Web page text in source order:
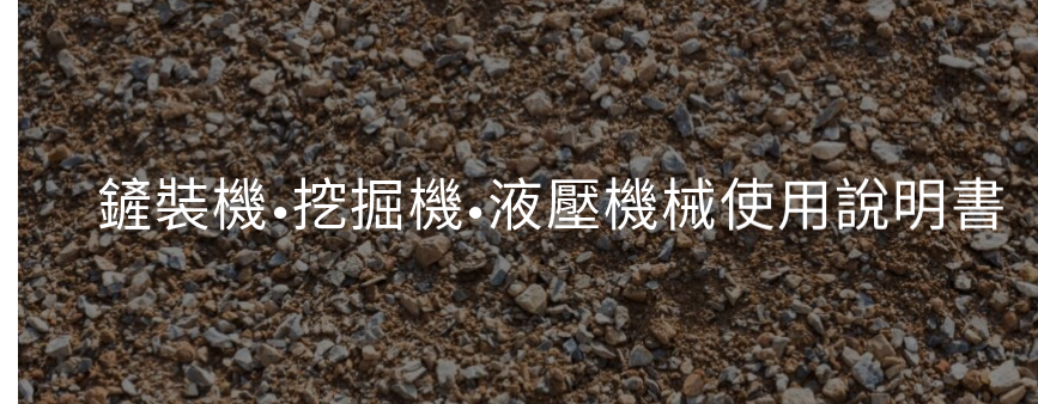
鏟裝機•挖掘機•液壓機械使用說明書